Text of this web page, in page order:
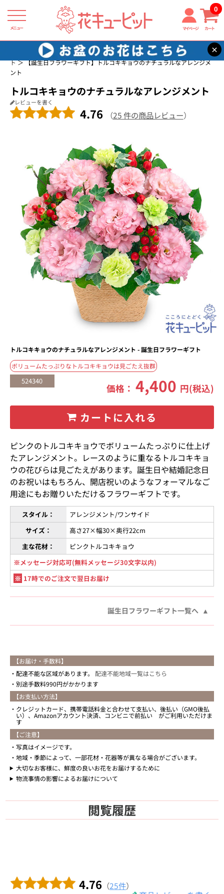
メニュー マイページ カート
0
×
花キューピット
誕生日に贈る花・花束・アレンジメントのフラワーギフ
ト
【誕生日フラワーギフト】トルコキキョウのナチュラルなアレンジメ
ント
トルコキキョウのナチュラルなアレンジメント
レビューを書く
4.76 （25 件の商品レビュー）
トルコキキョウのナチュラルなアレンジメント - 誕生日フラワーギフト
ボリュームたっぷりなトルコキキョウは見ごたえ抜群
524340
価格：4,400 円(税込)
カートに入れる
ピンクのトルコキキョウでボリュームたっぷりに仕上げ
たアレンジメント。レースのように重なるトルコキキョ
ウの花びらは見ごたえがあります。誕生日や結婚記念日
のお祝いはもちろん、開店祝いのようなフォーマルなご
用途にもお贈りいただけるフラワーギフトです。
スタイル：
アレンジメント/ワンサイド
サイズ：
高さ27×幅30×奥行22cm
主な花材：
ピンクトルコキキョウ
※メッセージ対応可(無料メッセージ30文字以内)
※ 17時でのご注文で翌日お届け
誕生日フラワーギフト一覧へ
【お届け・手数料】
配達不能な区域があります。 配達不能地域一覧はこちら
別途手数料990円がかかります
【お支払い方法】
クレジットカード、携帯電話料金と合わせて支払い、後払い（GMO後払
い）、Amazonアカウント決済、コンビニで前払い がご利用いただけま
す
【ご注意】
写真はイメージです。
地域・季節によって、一部花材・花器等が異なる場合がございます。
大切なお客様に、鮮度の良いお花をお届けするために
物流事情の影響によるお届けについて
閲覧履歴
4.76 （25件）